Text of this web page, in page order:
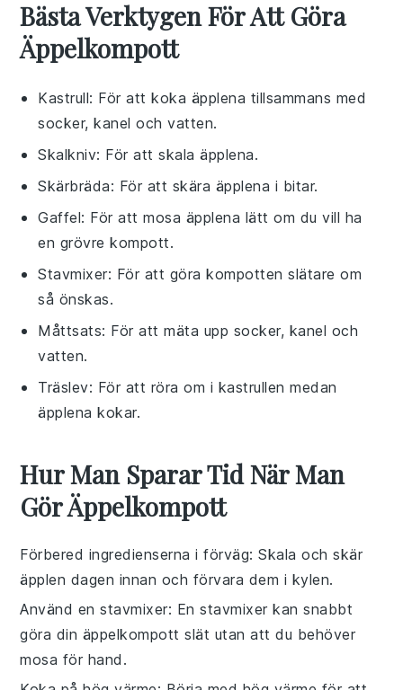
Bästa Verktygen För Att Göra
Äppelkompott
Kastrull: För att koka äpplena tillsammans med
socker, kanel och vatten.
Skalkniv: För att skala äpplena.
Skärbräda: För att skära äpplena i bitar.
Gaffel: För att mosa äpplena lätt om du vill ha
en grövre kompott.
Stavmixer: För att göra kompotten slätare om
så önskas.
Måttsats: För att mäta upp socker, kanel och
vatten.
Träslev: För att röra om i kastrullen medan
äpplena kokar.
Hur Man Sparar Tid När Man
Gör Äppelkompott
Förbered ingredienserna i förväg: Skala och skär
äpplen dagen innan och förvara dem i kylen.
Använd en stavmixer: En stavmixer kan snabbt
göra din äppelkompott slät utan att du behöver
mosa för hand.